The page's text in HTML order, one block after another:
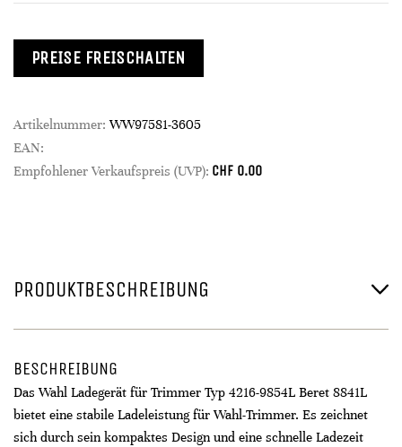
PREISE FREISCHALTEN
Artikelnummer: WW97581-3605
EAN:
Empfohlener Verkaufspreis (UVP): CHF 0.00
PRODUKTBESCHREIBUNG
BESCHREIBUNG
Das Wahl Ladegerät für Trimmer Typ 4216-9854L Beret 8841L
bietet eine stabile Ladeleistung für Wahl-Trimmer. Es zeichnet
sich durch sein kompaktes Design und eine schnelle Ladezeit